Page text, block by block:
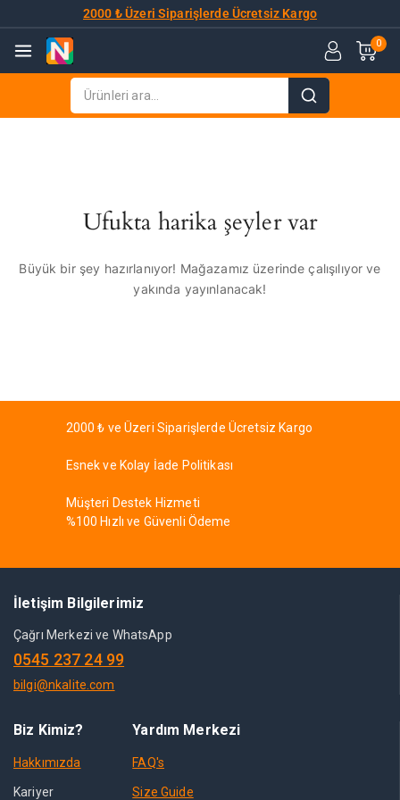
2000 ₺ Üzeri Siparişlerde Ücretsiz Kargo
0
Ufukta harika şeyler var
Büyük bir şey hazırlanıyor! Mağazamız üzerinde çalışılıyor ve
yakında yayınlanacak!
2000 ₺ ve Üzeri Siparişlerde Ücretsiz Kargo
Esnek ve Kolay İade Politikası
Müşteri Destek Hizmeti
%100 Hızlı ve Güvenli Ödeme
İletişim Bilgilerimiz
Çağrı Merkezi ve WhatsApp
0545 237 24 99
bilgi@nkalite.com
Biz Kimiz?
Hakkımızda
Kariyer
Yardım Merkezi
FAQ's
Size Guide